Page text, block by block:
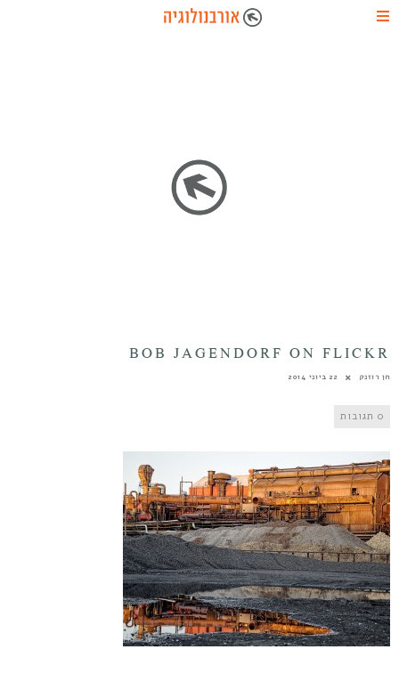
BOB JAGENDORF ON FLICKR
חן רוזנק 22 ביוני 2014
0 תגובות